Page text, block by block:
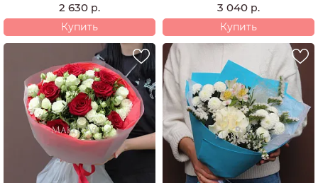
девушке / женщине
коллеге
мужчине
семье
2 630 р.
Купить
3 040 р.
Купить